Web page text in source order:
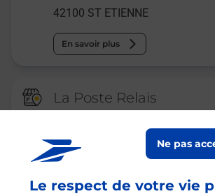
Le respect de votre vie
Ne pas
42100 ST ETIENNE
En savoir plus
La Poste Relais
SAINT ETIENNE LE
ouvre samedi à
2 PLACE PAUL LOUIS COURIER